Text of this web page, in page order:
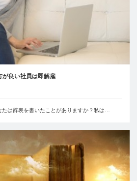
が良い社員は即解雇
は辞表を書いたことがありますか？私は…